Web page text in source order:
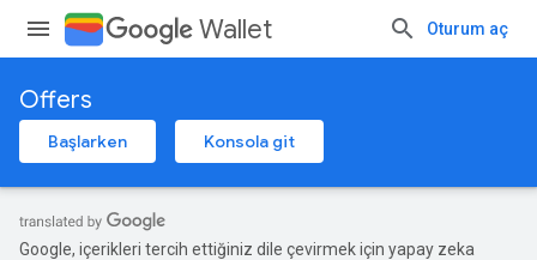
Wallet Oturum aç
Offers
Başlarken Konsola git
Google, içerikleri tercih ettiğiniz dile çevirmek için yapay zeka